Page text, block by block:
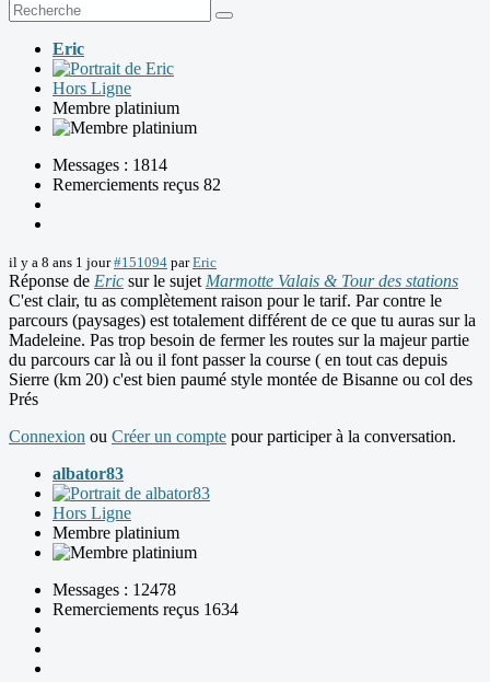
Eric
Hors Ligne
Membre platinium
Messages : 1814
Remerciements reçus 82
il y a 8 ans 1 jour #151094 parEric
Réponse de Eric sur le sujet Marmotte Valais & Tour des stations
C'est clair, tu as complètement raison pour le tarif. Par contre le
parcours (paysages) est totalement différent de ce que tu auras sur la
Madeleine. Pas trop besoin de fermer les routes sur la majeur partie
du parcours car là ou il font passer la course ( en tout cas depuis
Sierre (km 20) c'est bien paumé style montée de Bisanne ou col des
Prés
Connexion ou Créer un compte pour participer à la conversation.
albator83
Hors Ligne
Membre platinium
Messages : 12478
Remerciements reçus 1634